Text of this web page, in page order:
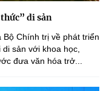
di sản
Chính trị về phát triển
sản với khoa học,
đưa văn hóa trở...